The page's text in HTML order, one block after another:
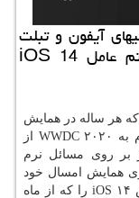
آیفون و تبلت
های آی پد كه از نسخه جدید سیستم عامل iOS 14
که هر ساله در همایش
و کنفرانس جهانی توسعه دهندگان این موسوم به WWDC ۲۰۲۰ از
بر روی مسائل نرم
همایش امسال خود
نیز تازه ترین نسخه از سیستم عامل آی او اس iOS ۱۴ را که از ماه